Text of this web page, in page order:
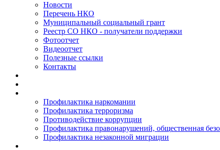
Новости
Перечень НКО
Муниципальный социальный грант
Реестр СО НКО - получатели поддержки
Фотоотчет
Видеоотчет
Полезные ссылки
Контакты
Профилактика наркомании
Профилактика терроризма
Противодействие коррупции
Профилактика правонарушений, общественная
Профилактика незаконной миграции